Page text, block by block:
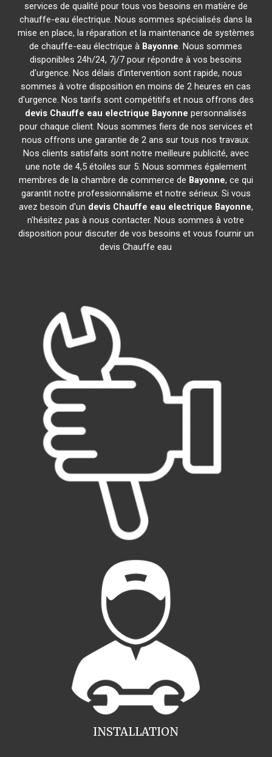
services de qualité pour tous vos besoins en matière de
chauffe-eau électrique. Nous sommes spécialisés dans la
mise en place, la réparation et la maintenance de systèmes
de chauffe-eau électrique à Bayonne. Nous sommes
disponibles 24h/24, 7j/7 pour répondre à vos besoins
d'urgence. Nos délais d'intervention sont rapide, nous
sommes à votre disposition en moins de 2 heures en cas
d'urgence. Nos tarifs sont compétitifs et nous offrons des
devis Chauffe eau electrique Bayonne personnalisés
pour chaque client. Nous sommes fiers de nos services et
nous offrons une garantie de 2 ans sur tous nos travaux.
Nos clients satisfaits sont notre meilleure publicité, avec
une note de 4,5 étoiles sur 5. Nous sommes également
membres de la chambre de commerce de Bayonne, ce qui
garantit notre professionnalisme et notre sérieux. Si vous
avez besoin d'un devis Chauffe eau electrique Bayonne,
n'hésitez pas à nous contacter. Nous sommes à votre
disposition pour discuter de vos besoins et vous fournir un
devis Chauffe eau
INSTALLATION